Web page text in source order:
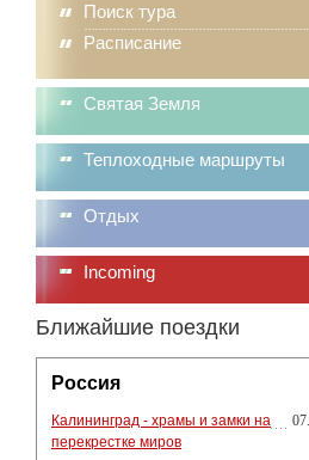
Поиск тура
Расписание
Святая Земля
Теплоходные маршруты
Отдых
Incoming
Ближайшие поездки
Россия
Калининград - храмы и замки на
перекрестке миров